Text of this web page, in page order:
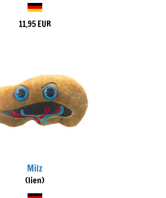
11,95 EUR
Milz
(lien)